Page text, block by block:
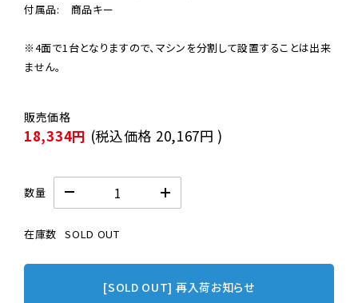
付属品:　商品キー
※4面で1台となりますので、マシンを分割して設置することは出来
ません。
18,334円 (税込価格 20,167円 )
数量
在庫数 SOLD OUT
[SOLD OUT] 再入荷お知らせ